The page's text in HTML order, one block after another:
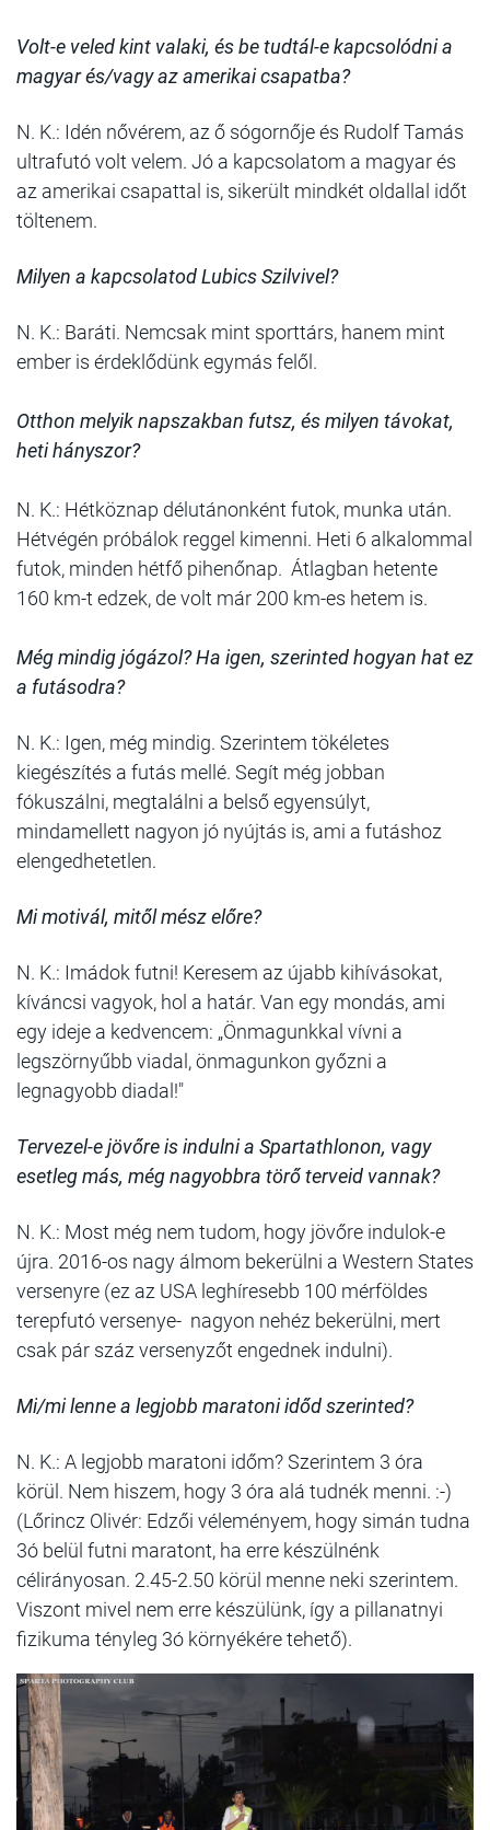
Volt-e veled kint valaki, és be tudtál-e kapcsolódni a
magyar és/vagy az amerikai csapatba?
N. K.: Idén nővérem, az ő sógornője és Rudolf Tamás
ultrafutó volt velem. Jó a kapcsolatom a magyar és
az amerikai csapattal is, sikerült mindkét oldallal időt
töltenem.
Milyen a kapcsolatod Lubics Szilvivel?
N. K.: Baráti. Nemcsak mint sporttárs, hanem mint
ember is érdeklődünk egymás felől.
Otthon melyik napszakban futsz, és milyen távokat,
heti hányszor?
N. K.: Hétköznap délutánonként futok, munka után.
Hétvégén próbálok reggel kimenni. Heti 6 alkalommal
futok, minden hétfő pihenőnap. Átlagban hetente
160 km-t edzek, de volt már 200 km-es hetem is.
Még mindig jógázol? Ha igen, szerinted hogyan hat ez
a futásodra?
N. K.: Igen, még mindig. Szerintem tökéletes
kiegészítés a futás mellé. Segít még jobban
fókuszálni, megtalálni a belső egyensúlyt,
mindamellett nagyon jó nyújtás is, ami a futáshoz
elengedhetetlen.
Mi motivál, mitől mész előre?
N. K.: Imádok futni! Keresem az újabb kihívásokat,
kíváncsi vagyok, hol a határ. Van egy mondás, ami
egy ideje a kedvencem: „Önmagunkkal vívni a
legszörnyűbb viadal, önmagunkon győzni a
legnagyobb diadal!"
Tervezel-e jövőre is indulni a Spartathlonon, vagy
esetleg más, még nagyobbra törő terveid vannak?
N. K.: Most még nem tudom, hogy jövőre indulok-e
újra. 2016-os nagy álmom bekerülni a Western States
versenyre (ez az USA leghíresebb 100 mérföldes
terepfutó versenye- nagyon nehéz bekerülni, mert
csak pár száz versenyzőt engednek indulni).
Mi/mi lenne a legjobb maratoni időd szerinted?
N. K.: A legjobb maratoni időm? Szerintem 3 óra
körül. Nem hiszem, hogy 3 óra alá tudnék menni. :-)
(Lőrincz Olivér: Edzői véleményem, hogy simán tudna
3ó belül futni maratont, ha erre készülnénk
célirányosan. 2.45-2.50 körül menne neki szerintem.
Viszont mivel nem erre készülünk, így a pillanatnyi
fizikuma tényleg 3ó környékére tehető).